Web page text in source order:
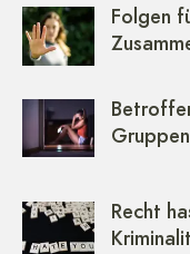
Folgen
Recht